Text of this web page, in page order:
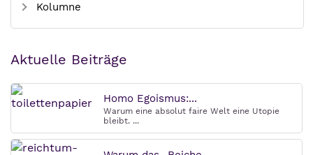
Kolumne
Aktuelle Beiträge
Homo Egoismus:...
Warum eine absolut faire Welt eine Utopie
bleibt. ...